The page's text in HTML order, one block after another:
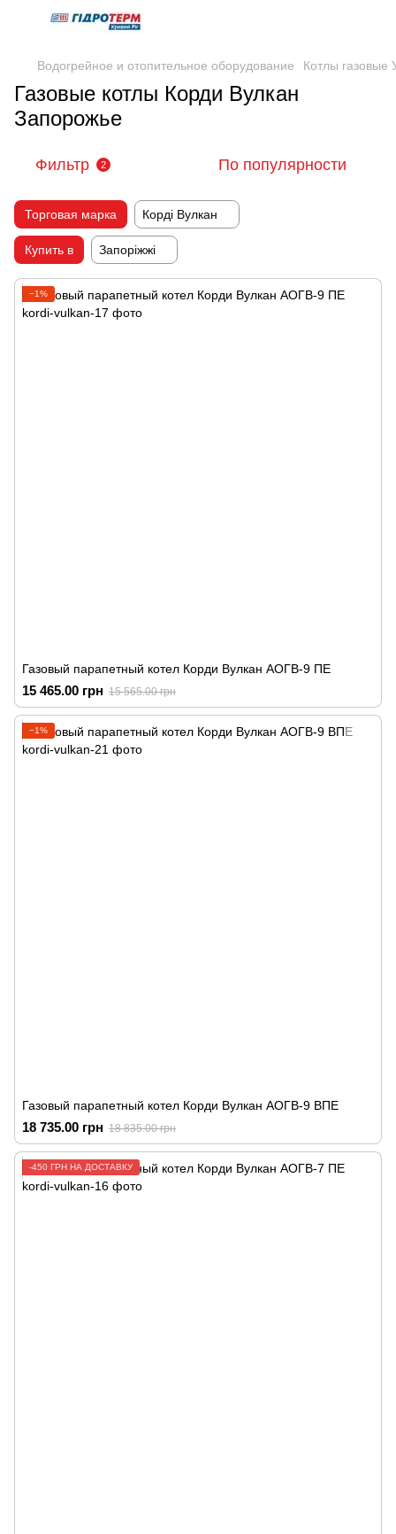
Водогрейное и отопительное оборудование Котлы газовые
Газовые котлы Корди Вулкан
Запорожье
Фильтр 2 По популярности
Торговая марка Корді Вулкан
Купить в Запоріжжі
−1%
Газовый парапетный котел Корди Вулкан АОГВ-9 ПЕ
15 465.00 грн 15 565.00 грн
−1%
Газовый парапетный котел Корди Вулкан АОГВ-9 ВПЕ
18 735.00 грн 18 835.00 грн
-450 ГРН НА ДОСТАВКУ